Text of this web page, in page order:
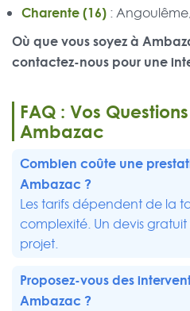
Charente (16) :
Où que vous soyez à
contactez-nous pour une
FAQ : Vos
Ambazac
Combien coûte une
Ambazac ?
Les tarifs dépendent de la
complexité. Un devis
projet.
Proposez-vous des
Ambazac ?